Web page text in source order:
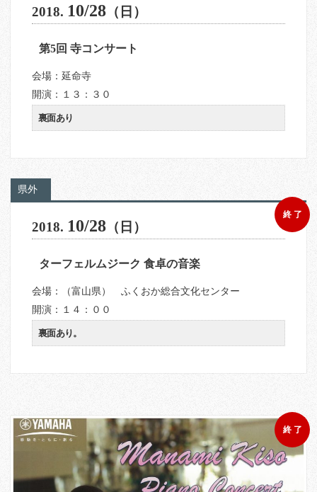
2018. 10/28 （日）
第5回 寺コンサート
会場：延命寺
開演：１３：３０
裏面あり
県外
終 了
2018. 10/28 （日）
ターフェルムジーク 食卓の音楽
会場：（富山県） ふくおか総合文化センター
開演：１４：００
裏面あり。
終 了